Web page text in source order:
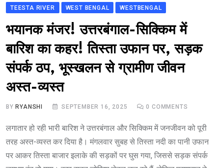
TEESTA RIVER
WEST BENGAL WESTBENGAL
भयानक मंजर! उत्तरबंगाल-सिक्किम में
बारिश का कहर! तिस्ता उफान पर, सड़क
संपर्क ठप, भूस्खलन से ग्रामीण जीवन
अस्त-व्यस्त
BYRYANSHI SEPTEMBER 16, 2025 0 COMMENTS
लगातार हो रही भारी बारिश ने उत्तरबंगाल और सिक्किम में जनजीवन को पूरी
तरह अस्त-व्यस्त कर दिया है। मंगलवार सुबह से तिस्ता नदी का पानी उफान
पर आकर तिस्ता बाजार इलाके की सड़कों पर घुस गया, जिससे सड़क संपर्क